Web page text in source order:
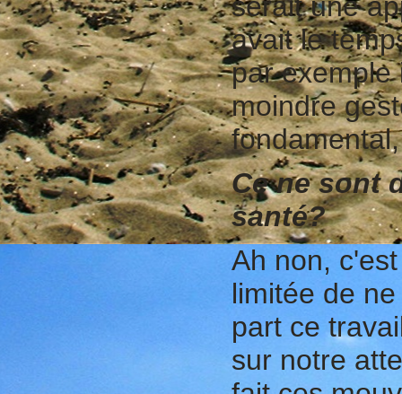
serait une
avait le
par exemple
moindre
Ce ne sont
santé?
Ah non,
limitée de
part ce
sur notre